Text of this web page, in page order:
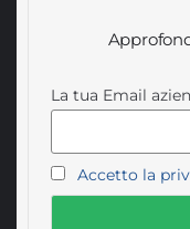
La tua Email
Accetto la